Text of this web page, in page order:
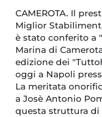
CAMEROTA. Il
Miglior
è stato conferito a
Marina di
edizione dei
oggi a Napoli
La meritata
a Josè Antonio
questa struttura di